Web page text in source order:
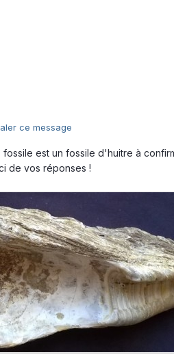
ce message
est un fossile d'huitre à
de vos réponses !